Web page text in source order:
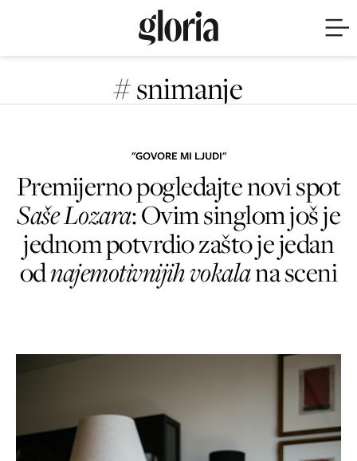
# snimanje
"GOVORE MI LJUDI"
Premijerno pogledajte novi spot
Saše Lozara: Ovim singlom još je
jednom potvrdio zašto je jedan
odnajemotivnijih vokalana sceni